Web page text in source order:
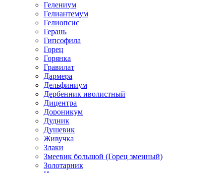
Гелениум
Гелиантемум
Гелиопсис
Герань
Гипсофила
Горец
Горянка
Гравилат
Дармера
Дельфиниум
Дербенник иволистный
Дицентра
Дороникум
Дудник
Душевик
Живучка
Злаки
Змеевик большой (Горец змеиный)
Золотарник